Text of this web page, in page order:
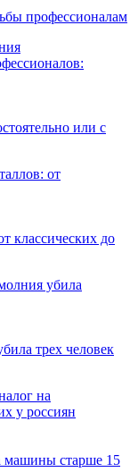
профессионалам
или с
классических до
трех человек
машины старше 15